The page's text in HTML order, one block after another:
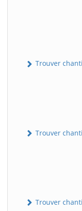
Trouver
Trouver
Trouver